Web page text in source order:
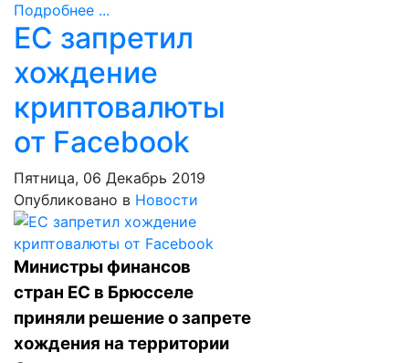
Подробнее ...
ЕС запретил
хождение
криптовалюты
от Facebook
Пятница, 06 Декабрь 2019
Опубликовано в Новости
Министры финансов
стран ЕС в Брюсселе
приняли решение о запрете
хождения на территории